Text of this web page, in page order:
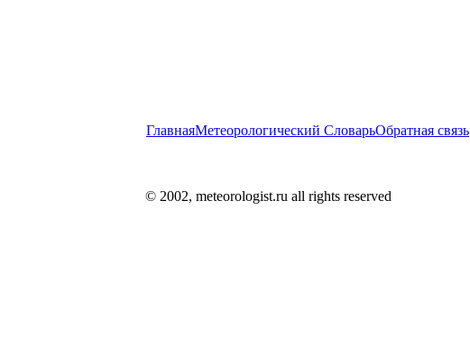
ГлавнаяМетеорологический СловарьОбратная связь
© 2002, meteorologist.ru all rights reserved